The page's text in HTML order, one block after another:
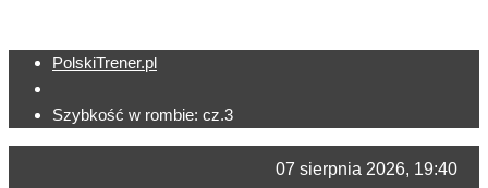
PolskiTrener.pl
Szybkość w rombie: cz.3
07 sierpnia 2026, 19:40